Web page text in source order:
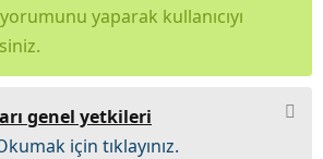
yaparak kullanıcıyı
genel yetkileri
için tıklayınız.